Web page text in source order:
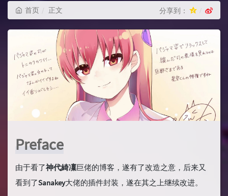
首页 正文 分享到：
Preface
由于看了神代綺凜巨佬的博客，遂有了改造之意，后来又
看到了Sanakey大佬的插件封装，遂在其之上继续改进。